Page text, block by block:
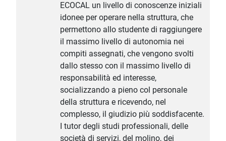
ECOCAL un livello di conoscenze iniziali
idonee per operare nella struttura, che
permettono allo studente di raggiungere
il massimo livello di autonomia nei
compiti assegnati, che vengono svolti
dallo stesso con il massimo livello di
responsabilità ed interesse,
socializzando a pieno col personale
della struttura e ricevendo, nel
complesso, il giudizio più soddisfacente.
I tutor degli studi professionali, delle
società di servizi, del molino, dei